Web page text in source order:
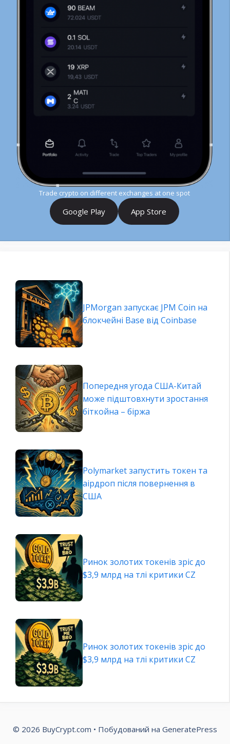
Trade crypto on different exchanges at one spot
Google Play App Store
JPMorgan запускає JPM Coin на
блокчейні Base від Coinbase
Попередня угода США-Китай
може підштовхнути зростання
біткойна – біржа
Polymarket запустить токен та
аірдроп після повернення в
США
Ринок золотих токенів зріс до
$3,9 млрд на тлі критики CZ
Ринок золотих токенів зріс до
$3,9 млрд на тлі критики CZ
© 2026 BuyCrypt.com • Побудований на GeneratePress